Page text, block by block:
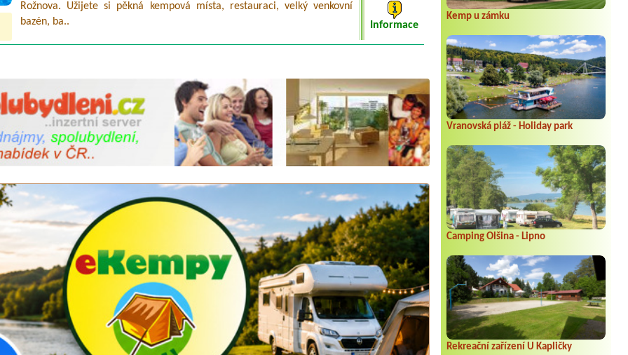
Kemp u zámku
Vranovská pláž - Holiday park
Camping Olšina - Lipno
Rekreační zařízení U Kapličky
Rožnova. Užijete si pěkná kempová místa, restauraci, velký venkovní
bazén, ba..
Informace